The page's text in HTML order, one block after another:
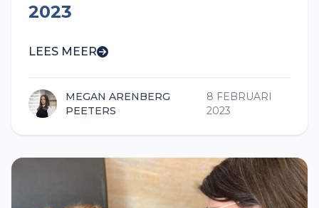
2023
LEES MEER
MEGAN ARENBERG
PEETERS
8 FEBRUARI
2023